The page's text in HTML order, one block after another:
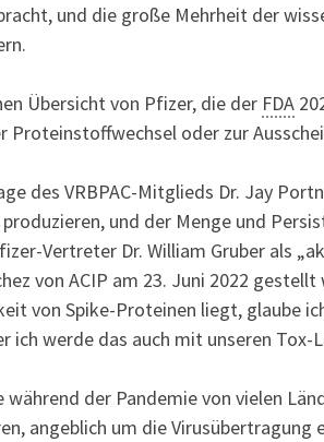
und die große Mehrheit der
Übersicht von Pfizer, die der FDA
Proteinstoffwechsel oder zur
des VRBPAC-Mitglieds Dr. Jay
und der Menge und
Vertreter Dr. William Gruber als
von ACIP am 23. Juni 2022
von Spike-Proteinen liegt, glaube
ich werde das auch mit unseren Tox-
während der Pandemie von vielen
angeblich um die